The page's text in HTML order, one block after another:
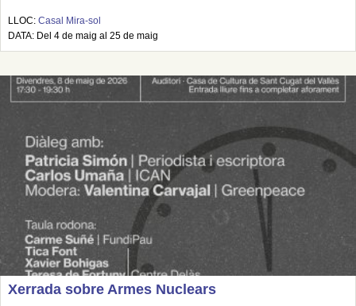
LLOC: Casal Mira-sol
DATA: Del 4 de maig al 25 de maig
Xerrada sobre Armes Nuclears